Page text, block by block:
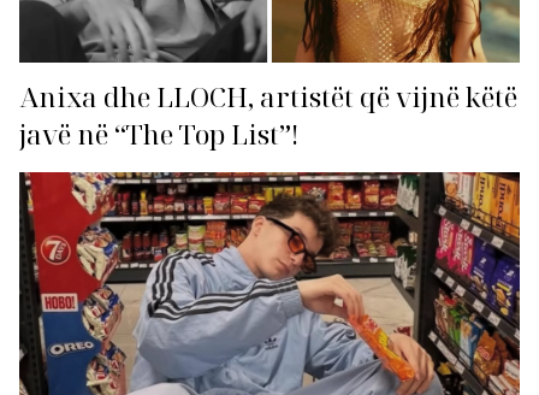
Anixa dhe LLOCH, artistët që vijnë këtë
javë në “The Top List”!